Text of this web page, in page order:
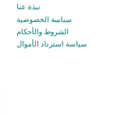
نبذة عنا
سياسة الخصوصية
الشروط والأحكام
سياسة استرداد الأموال